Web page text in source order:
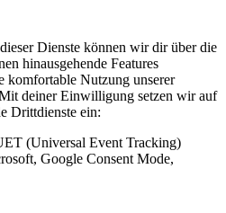
Dienste können wir dir über die
hinausgehende Features
komfortable Nutzung unserer
deiner Einwilligung setzen wir auf
Drittdienste ein:
(Universal Event Tracking)
Google Consent Mode,